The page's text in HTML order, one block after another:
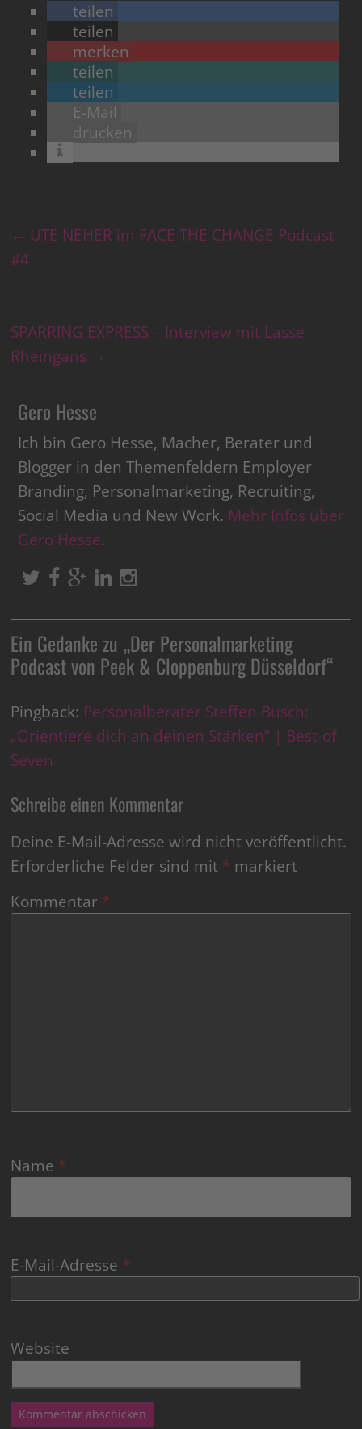
teilen
teilen
merken
teilen
teilen
E-Mail
drucken
← UTE NEHER im FACE THE CHANGE Podcast
#4
SPARRING EXPRESS – Interview mit Lasse
Rheingans →
Gero Hesse
Ich bin Gero Hesse, Macher, Berater und
Blogger in den Themenfeldern Employer
Branding, Personalmarketing, Recruiting,
Social Media und New Work. Mehr Infos über
Gero Hesse.
Ein Gedanke zu „Der Personalmarketing
Podcast von Peek & Cloppenburg Düsseldorf“
Pingback: Personalberater Steffen Busch:
„Orientiere dich an deinen Stärken“ | Best-of-
Seven
Schreibe einen Kommentar
Deine E-Mail-Adresse wird nicht veröffentlicht.
Erforderliche Felder sind mit * markiert
Kommentar *
Name *
E-Mail-Adresse *
Website